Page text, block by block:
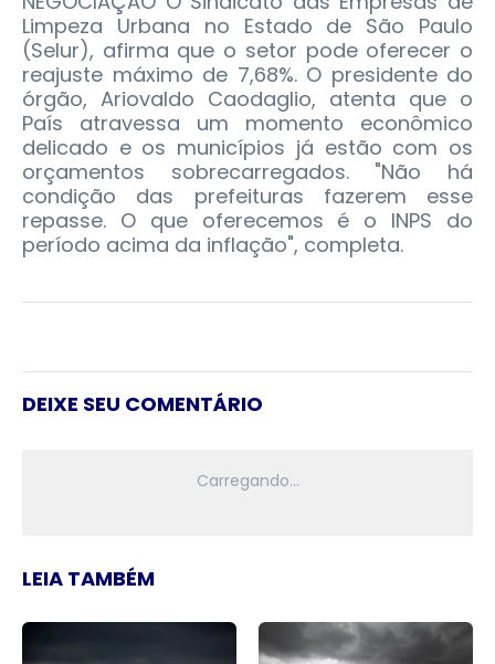
Limpeza Urbana no Estado de São Paulo
(Selur), afirma que o setor pode oferecer o
reajuste máximo de 7,68%. O presidente do
órgão, Ariovaldo Caodaglio, atenta que o
País atravessa um momento econômico
delicado e os municípios já estão com os
orçamentos sobrecarregados. "Não há
condição das prefeituras fazerem esse
repasse. O que oferecemos é o INPS do
período acima da inflação", completa.
DEIXE SEU COMENTÁRIO
LEIA TAMBÉM